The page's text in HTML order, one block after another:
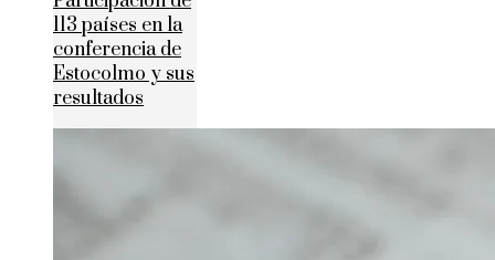
113 países en la
conferencia de
Estocolmo y sus
resultados